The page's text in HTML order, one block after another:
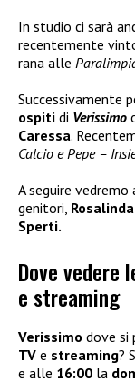
In studio ci sarà
recentemente
rana alle
Successivamente
ospiti di Verissimo
Caressa.
Calcio e Pepe –
A seguire vedremo
genitori,
Sperti.
Dove vedere
e streaming
Verissimo dove si
TV e streaming?
e alle 16:00 la